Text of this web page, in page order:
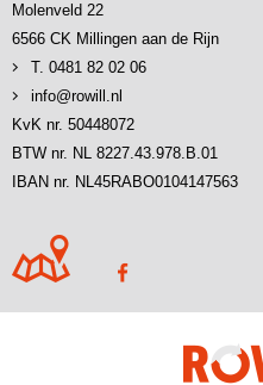
Molenveld 22
6566 CK Millingen aan de Rijn
T. 0481 82 02 06
info@rowill.nl
KvK nr. 50448072
BTW nr. NL 8227.43.978.B.01
IBAN nr. NL45RABO0104147563